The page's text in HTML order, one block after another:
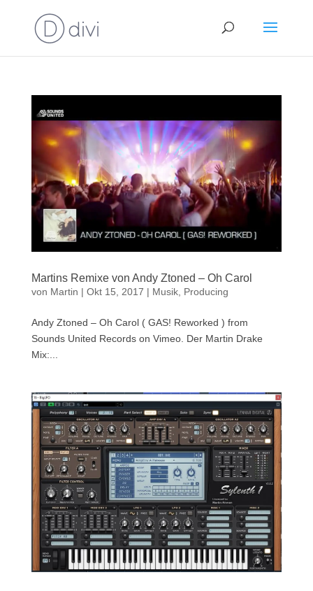
Martins Remixe von Andy Ztoned – Oh Carol
von Martin | Okt 15, 2017 | Musik, Producing
Andy Ztoned – Oh Carol ( GAS! Reworked ) from
Sounds United Records on Vimeo. Der Martin Drake
Mix:...